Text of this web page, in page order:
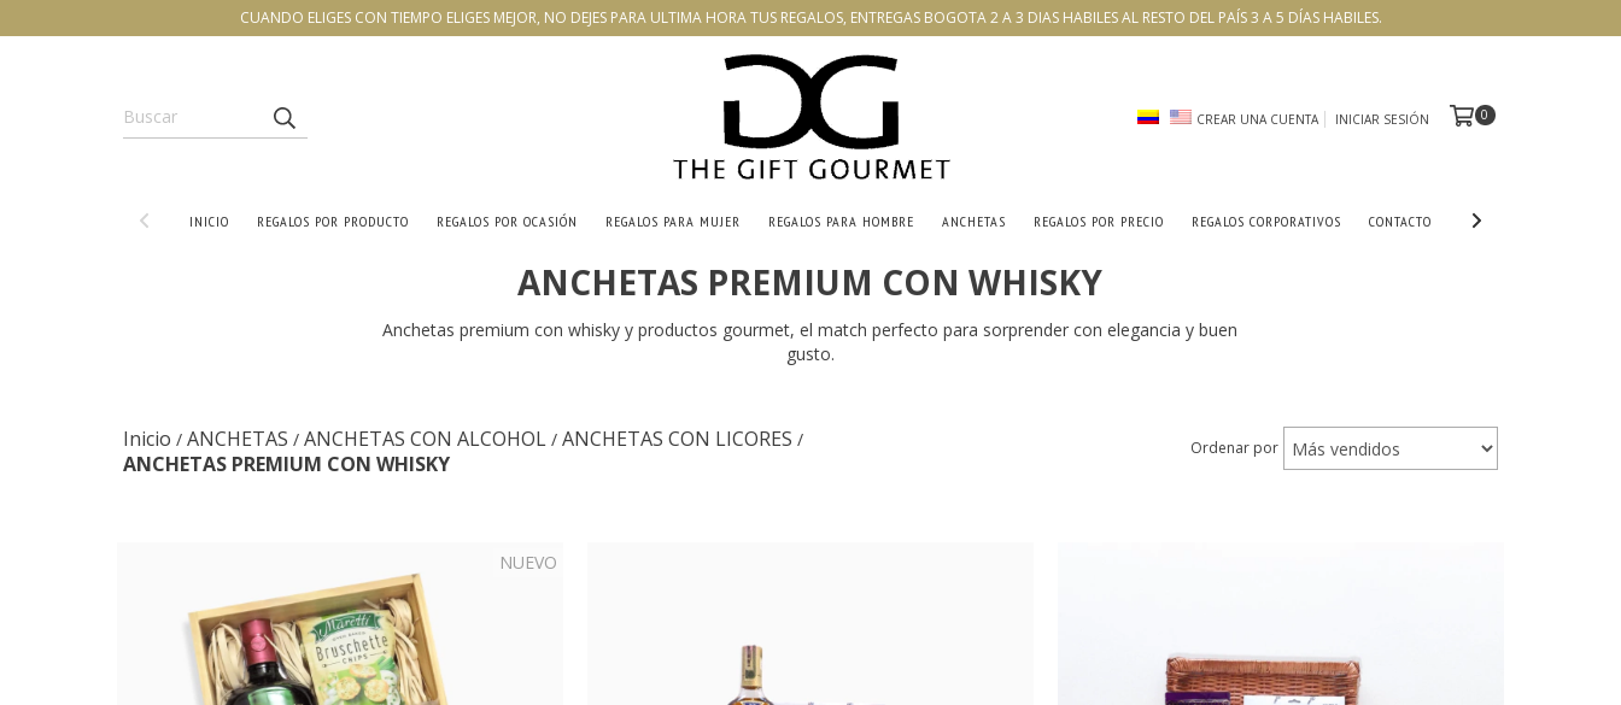
CUANDO ELIGES CON TIEMPO ELIGES MEJOR, NO DEJES PARA ULTIMA HORA TUS REGALOS, ENTREGAS BOGOTA 2 A 3 DIAS HABILES AL RESTO DEL PAÍS 3 A 5 DÍAS HABILES.
CREAR UNA CUENTA INICIAR SESIÓN 0
INICIO REGALOS POR PRODUCTO REGALOS POR OCASIÓN REGALOS PARA MUJER REGALOS PARA HOMBRE ANCHETAS REGALOS POR PRECIO REGALOS CORPORATIVOS CONTACTO
ANCHETAS PREMIUM CON WHISKY
Anchetas premium con whisky y productos gourmet, el match perfecto para sorprender con elegancia y buen
gusto.
Inicio / ANCHETAS / ANCHETAS CON ALCOHOL / ANCHETAS CON LICORES /
ANCHETAS PREMIUM CON WHISKY
Ordenar por
NUEVO